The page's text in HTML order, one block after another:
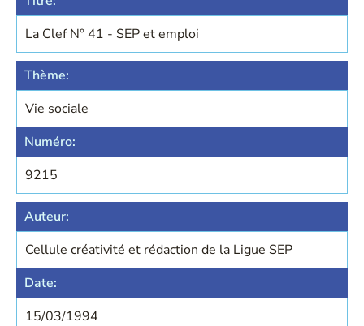
La Clef N° 41 - SEP et emploi
Thème:
Vie sociale
Numéro:
9215
Auteur:
Cellule créativité et rédaction de la Ligue SEP
Date:
15/03/1994